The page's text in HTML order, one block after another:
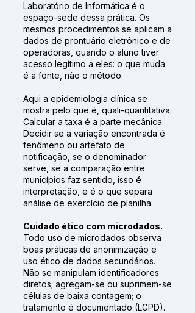
Laboratório de Informática é o
espaço-sede dessa prática. Os
mesmos procedimentos se aplicam a
dados de prontuário eletrônico e de
operadoras, quando o aluno tiver
acesso legítimo a eles: o que muda
é a fonte, não o método.
Aqui a epidemiologia clínica se
mostra pelo que é, quali-quantitativa.
Calcular a taxa é a parte mecânica.
Decidir se a variação encontrada é
fenômeno ou artefato de
notificação, se o denominador
serve, se a comparação entre
municípios faz sentido, isso é
interpretação, e é o que separa
análise de exercício de planilha.
Cuidado ético com microdados.
Todo uso de microdados observa
boas práticas de anonimização e
uso ético de dados secundários.
Não se manipulam identificadores
diretos; agregam-se ou suprimem-se
células de baixa contagem; o
tratamento é documentado (LGPD).